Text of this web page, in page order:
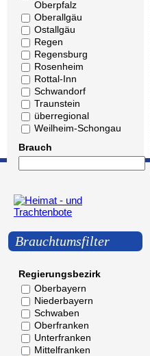
Oberpfalz
Oberallgäu
Ostallgäu
Regen
Regensburg
Rosenheim
Rottal-Inn
Schwandorf
Traunstein
überregional
Weilheim-Schongau
Brauch
Brauchtumsfilter
Regierungsbezirk
Oberbayern
Niederbayern
Schwaben
Oberfranken
Unterfranken
Mittelfranken